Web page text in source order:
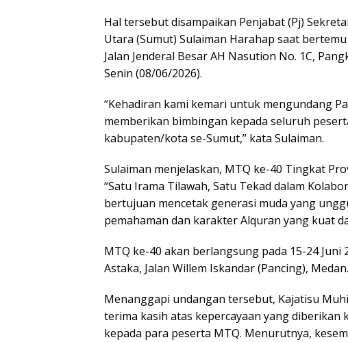
Hal tersebut disampaikan Penjabat (Pj)
Utara (Sumut) Sulaiman Harahap saat
Jalan Jenderal Besar AH Nasution No. 1C,
Senin (08/06/2026).
“Kehadiran kami kemari untuk mengundang
memberikan bimbingan kepada seluruh
kabupaten/kota se-Sumut,” kata Sulaiman.
Sulaiman menjelaskan, MTQ ke-40 Tingkat
“Satu Irama Tilawah, Satu Tekad dalam
bertujuan mencetak generasi muda yang
pemahaman dan karakter Alquran yang kuat
MTQ ke-40 akan berlangsung pada 15-24
Astaka, Jalan Willem Iskandar (Pancing), Medan.
Menanggapi undangan tersebut, Kajatisu
terima kasih atas kepercayaan yang
kepada para peserta MTQ. Menurutnya,